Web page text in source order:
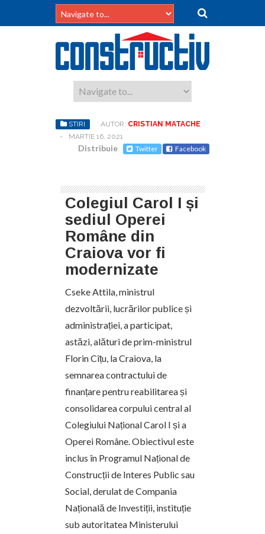
STIRI AUTOR: CRISTIAN MATACHE
-
MARTIE 16, 2021
Distribuie Twitter Facebook
Colegiul Carol I și
sediul Operei
Române din
Craiova vor fi
modernizate
Cseke Attila, ministrul
dezvoltării, lucrărilor publice și
administrației, a participat,
astăzi, alături de prim-ministrul
Florin Cîțu, la Craiova, la
semnarea contractului de
finanțare pentru reabilitarea și
consolidarea corpului central al
Colegiului Național Carol I și a
Operei Române. Obiectivul este
inclus în Programul Național de
Construcții de Interes Public sau
Social, derulat de Compania
Națională de Investiții, instituție
sub autoritatea Ministerului